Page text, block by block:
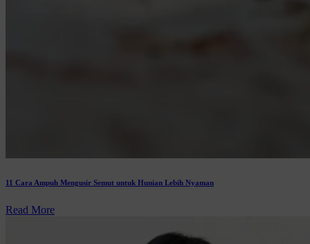
11 Cara Ampuh Mengusir Semut untuk Hunian Lebih Nyaman
Read More